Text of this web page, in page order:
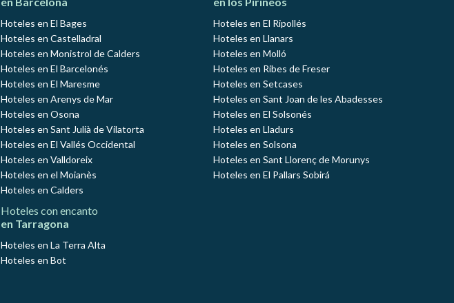
Hoteles en El Bages
Hoteles en Castelladral
Hoteles en Monistrol de Calders
Hoteles en El Barcelonés
Hoteles en El Maresme
Hoteles en Arenys de Mar
Hoteles en Osona
Hoteles en Sant Julià de Vilatorta
Hoteles en El Vallés Occidental
Hoteles en Valldoreix
Hoteles en el Moianès
Hoteles en Calders
Hoteles con encanto
en Tarragona
Hoteles en La Terra Alta
Hoteles en Bot
Hoteles en El Ripollés
Hoteles en Llanars
Hoteles en Molló
Hoteles en Ribes de Freser
Hoteles en Setcases
Hoteles en Sant Joan de les Abadesses
Hoteles en El Solsonés
Hoteles en Lladurs
Hoteles en Solsona
Hoteles en Sant Llorenç de Morunys
Hoteles en El Pallars Sobirá